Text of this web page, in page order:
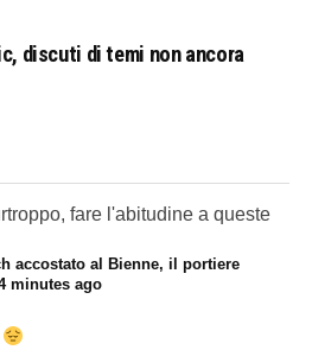
discuti di temi non ancora
fare l'abitudine a queste
accostato al Bienne, il portiere
minutes ago